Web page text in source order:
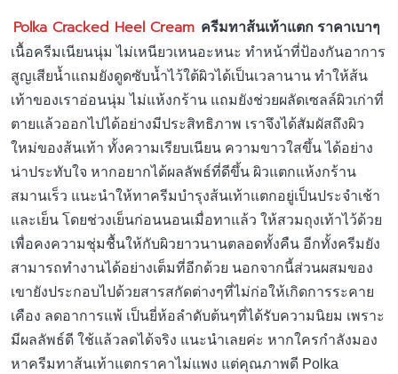
Polka Cracked Heel Cream ครีมทาส้นเท้าแตก ราคาเบาๆ
เนื้อครีมเนียนนุ่ม ไม่เหนียวเหนอะหนะ ทำหน้าที่ป้องกันอาการ
สูญเสียน้ำแถมยังดูดซับน้ำไว้ใต้ผิวได้เป็นเวลานาน ทำให้ส้น
เท้าของเราอ่อนนุ่ม ไม่แห้งกร้าน แถมยังช่วยผลัดเซลล์ผิวเก่าที่
ตายแล้วออกไปได้อย่างมีประสิทธิภาพ เราจึงได้สัมผัสถึงผิว
ใหม่ของส้นเท้า ทั้งความเรียบเนียน ความขาวใสขึ้น ได้อย่าง
น่าประทับใจ หากอยากได้ผลลัพธ์ที่ดีขึ้น ผิวแตกแห้งกร้าน
สมานเร็ว แนะนำให้ทาครีมบำรุงส้นเท้าแตกอยู่เป็นประจำเช้า
และเย็น โดยช่วงเย็นก่อนนอนเมื่อทาแล้ว ให้สวมถุงเท้าไว้ด้วย
เพื่อคงความชุ่มชื้นให้กับผิวยาวนานตลอดทั้งคืน อีกทั้งครีมยัง
สามารถทำงานได้อย่างเต็มที่อีกด้วย นอกจากนี้ส่วนผสมของ
เขายังประกอบไปด้วยสารสกัดต่างๆที่ไม่ก่อให้เกิดการระคาย
เคือง ลดอาการแพ้ เป็นยี่ห้อลำดับต้นๆที่ได้รับความนิยม เพราะ
มีผลลัพธ์ดี ใช้แล้วลดได้จริง แนะนำเลยค่ะ หากใครกำลังมอง
หาครีมทาส้นเท้าแตกราคาไม่แพง แต่คุณภาพดี Polka